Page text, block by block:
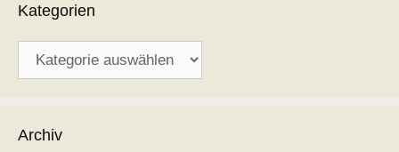
Kategorien
Archiv